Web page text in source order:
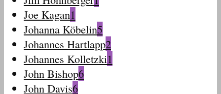
Joe Kagan1
Johanna Köbelin5
Johannes Hartlapp2
Johannes Kolletzki1
John Bishop6
John Davis6